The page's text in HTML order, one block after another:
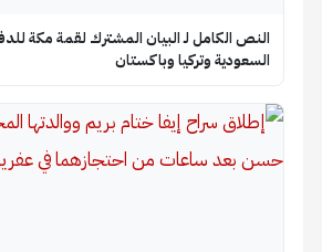
النص الكامل لـ البيان المشترك لقمة مكة
السعودية وتركيا وباكستان